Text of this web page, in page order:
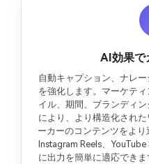
AI効果で
自動キャプション、ナレ
を強化します。マーケテ
イル、期間、ブランディ
により、より構造化され
ーカーのコンテンツをより
Instagram Reels、
に出力を簡単に適応でき